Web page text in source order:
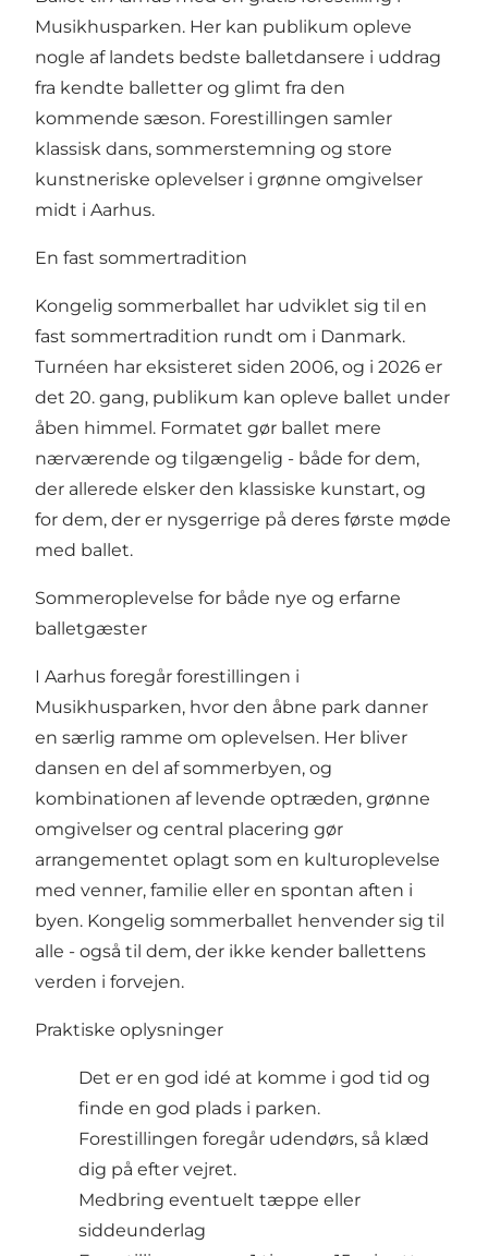
Musikhusparken. Her kan publikum opleve
nogle af landets bedste balletdansere i uddrag
fra kendte balletter og glimt fra den
kommende sæson. Forestillingen samler
klassisk dans, sommerstemning og store
kunstneriske oplevelser i grønne omgivelser
midt i Aarhus.
En fast sommertradition
Kongelig sommerballet har udviklet sig til en
fast sommertradition rundt om i Danmark.
Turnéen har eksisteret siden 2006, og i 2026 er
det 20. gang, publikum kan opleve ballet under
åben himmel. Formatet gør ballet mere
nærværende og tilgængelig - både for dem,
der allerede elsker den klassiske kunstart, og
for dem, der er nysgerrige på deres første møde
med ballet.
Sommeroplevelse for både nye og erfarne
balletgæster
I Aarhus foregår forestillingen i
Musikhusparken, hvor den åbne park danner
en særlig ramme om oplevelsen. Her bliver
dansen en del af sommerbyen, og
kombinationen af levende optræden, grønne
omgivelser og central placering gør
arrangementet oplagt som en kulturoplevelse
med venner, familie eller en spontan aften i
byen. Kongelig sommerballet henvender sig til
alle - også til dem, der ikke kender ballettens
verden i forvejen.
Praktiske oplysninger
Det er en god idé at komme i god tid og
finde en god plads i parken.
Forestillingen foregår udendørs, så klæd
dig på efter vejret.
Medbring eventuelt tæppe eller
siddeunderlag